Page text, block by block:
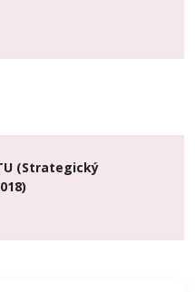
(Strategický